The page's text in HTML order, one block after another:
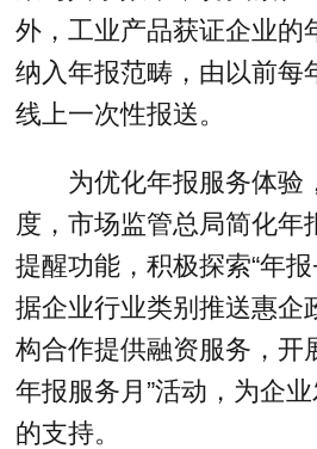
外，工业产品获证企业的
纳入年报范畴，由以前每
线上一次性报送。
为优化年报服务体验
度，市场监管总局简化年
提醒功能，积极探索“年
据企业行业类别推送惠企
构合作提供融资服务，开
年报服务月”活动，为企
的支持。